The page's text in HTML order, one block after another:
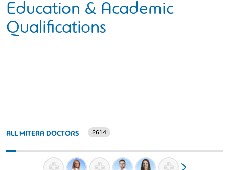
Education & Academic
Qualifications
ALL MITERA DOCTORS 2614